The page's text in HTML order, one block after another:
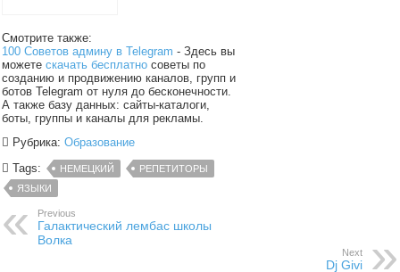
Смотрите также:
100 Советов админу в Telegram - Здесь вы
можетескачать бесплатно советы по
созданию и продвижению каналов, групп и
ботов Telegram от нуля до бесконечности.
А также базу данных: сайты-каталоги,
боты, группы и каналы для рекламы.
Рубрика:Образование
Tags:
НЕМЕЦКИЙ
РЕПЕТИТОРЫ
ЯЗЫКИ
Previous
Галактический лембас школы
Волка
Next
Dj Givi